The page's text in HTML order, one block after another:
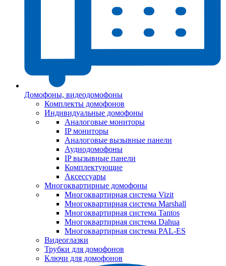
Домофоны, видеодомофоны
Комплекты домофонов
Индивидуальные домофоны
Аналоговые мониторы
IP мониторы
Аналоговые вызывные панели
Аудиодомофоны
IP вызывные панели
Комплектующие
Аксессуары
Многоквартирные домофоны
Многоквартирная система Vizit
Многоквартирная система Marshall
Многоквартирная система Tantos
Многоквартирная система Dahua
Многоквартирная система PAL-ES
Видеоглазки
Трубки для домофонов
Ключи для домофонов